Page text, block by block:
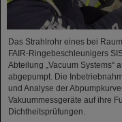
Das Strahlrohr eines bei
FAIR-Ringebeschleunigers
Abteilung „Vacuum Systems“
abgepumpt. Die
und Analyse der
Vakuummessgeräte auf ihre
Dichtheitsprüfungen.